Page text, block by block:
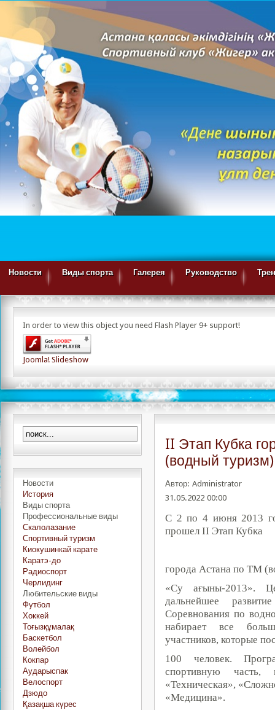
Новости Виды спорта Галерея Руководство
In order to view this object you need Flash Player 9+ support!
Joomla! Slideshow
II Этап Кубка
(водный
Автор: Administrator
31.05.2022 00:00
С 2 по 4 июня 2013
прошел II Этап Кубка
города Астана по ТМ
«Суағыны-2013».
дальнейшее
Соревнования по
набирает все
участников, которые
100 человек.
спортивную
«Техническая»,
«Медицина».
Новости
История
Виды спорта
Профессиональные виды
Скалолазание
Спортивный туризм
Киокушинкай карате
Каратэ-до
Радиоспорт
Черлидинг
Любительские виды
Футбол
Хоккей
Тоғызқұмалақ
Баскетбол
Волейбол
Кокпар
Аударыспак
Велоспорт
Дзюдо
Қазақша күрес